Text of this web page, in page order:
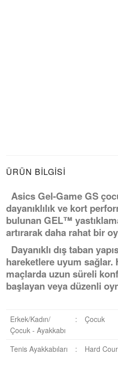
ÜRÜN BILGISI
Asics Gel-Game GS
dayanıklılık ve kort
bulunan GEL™
artırarak daha rahat bir
Dayanıklı dış taban
hareketlere uyum sağlar.
maçlarda uzun süreli
başlayan veya düzenli
Erkek/Kadın/
Çocuk - Ayakkabı
: Çocuk
Tenis Ayakkabıları : Hard